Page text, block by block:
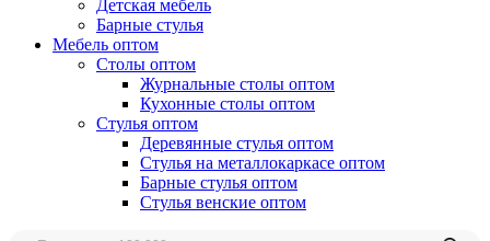
Детская мебель
Барные стулья
Мебель оптом
Столы оптом
Журнальные столы оптом
Кухонные столы оптом
Стулья оптом
Деревянные стулья оптом
Стулья на металлокаркасе оптом
Барные стулья оптом
Стулья венские оптом